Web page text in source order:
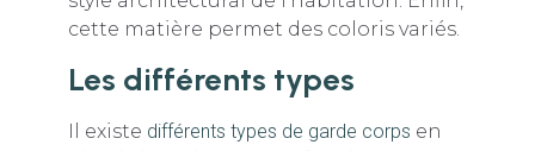
cette matière permet des coloris variés.
Les différents types
Il existe différents types de garde corps en